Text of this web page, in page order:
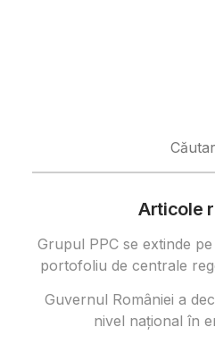
Articole
Grupul PPC se extinde
portofoliu de centrale
Guvernul României a
nivel național în